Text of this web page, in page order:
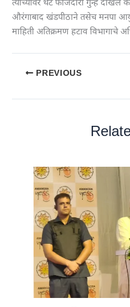
त्यांच्यावर थेट फौजदारी गुन्हे दाखल
औरंगाबाद खंडपीठाने तसेच मनपा
माहिती अतिक्रमण हटाव विभागाचे
PREVIOUS